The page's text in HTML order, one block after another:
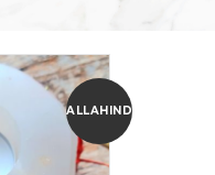
ALLAHINDLUS!